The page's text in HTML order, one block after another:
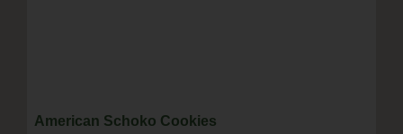
American Schoko Cookies